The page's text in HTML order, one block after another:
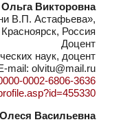
Викторовна
В.П. Астафьева»,
Красноярск, Россия
Доцент
наук, доцент
mail: olvitu@mail.ru
0002-6806-3636
Васильевна